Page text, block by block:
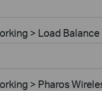
> Load
> Pharos